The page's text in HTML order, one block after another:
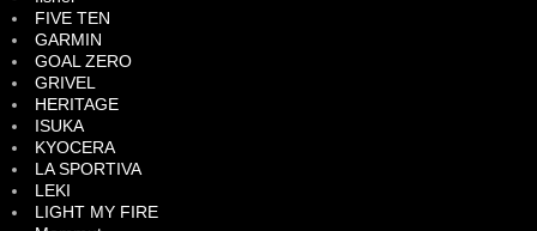
FIVE TEN
GARMIN
GOAL ZERO
GRIVEL
HERITAGE
ISUKA
KYOCERA
LA SPORTIVA
LEKI
LIGHT MY FIRE